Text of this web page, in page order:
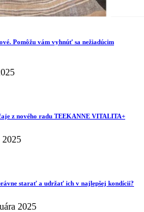
Pomôžu vám vyhnúť sa nežiadúcim
z nového radu TEEKANNE VITALITA+
2025
starať a udržať ich v najlepšej kondícii?
2025